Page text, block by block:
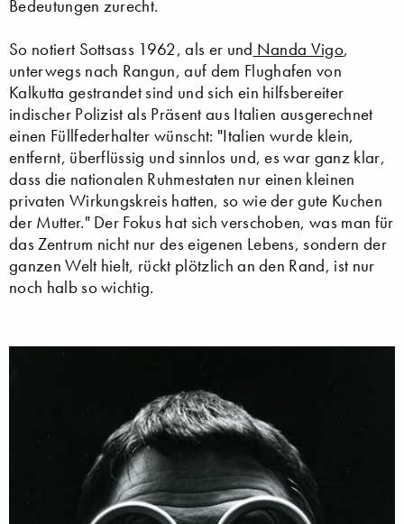
Bedeutungen zurecht.
So notiert Sottsass 1962, als er und Nanda Vigo,
unterwegs nach Rangun, auf dem Flughafen von
Kalkutta gestrandet sind und sich ein hilfsbereiter
indischer Polizist als Präsent aus Italien ausgerechnet
einen Füllfederhalter wünscht: "Italien wurde klein,
entfernt, überflüssig und sinnlos und, es war ganz klar,
dass die nationalen Ruhmestaten nur einen kleinen
privaten Wirkungskreis hatten, so wie der gute Kuchen
der Mutter." Der Fokus hat sich verschoben, was man für
das Zentrum nicht nur des eigenen Lebens, sondern der
ganzen Welt hielt, rückt plötzlich an den Rand, ist nur
noch halb so wichtig.